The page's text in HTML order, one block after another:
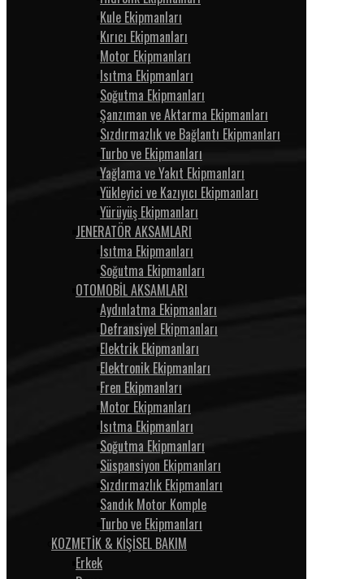
Kule Ekipmanları
Kırıcı Ekipmanları
Motor Ekipmanları
Isıtma Ekipmanları
Soğutma Ekipmanları
Şanzıman ve Aktarma Ekipmanları
Sızdırmazlık ve Bağlantı Ekipmanları
Turbo ve Ekipmanları
Yağlama ve Yakıt Ekipmanları
Yükleyici ve Kazıyıcı Ekipmanları
Yürüyüş Ekipmanları
JENERATÖR AKSAMLARI
Isıtma Ekipmanları
Soğutma Ekipmanları
OTOMOBİL AKSAMLARI
Aydınlatma Ekipmanları
Defransiyel Ekipmanları
Elektrik Ekipmanları
Elektronik Ekipmanları
Fren Ekipmanları
Motor Ekipmanları
Isıtma Ekipmanları
Soğutma Ekipmanları
Süspansiyon Ekipmanları
Sızdırmazlık Ekipmanları
Sandık Motor Komple
Turbo ve Ekipmanları
KOZMETİK & KİŞİSEL BAKIM
Erkek